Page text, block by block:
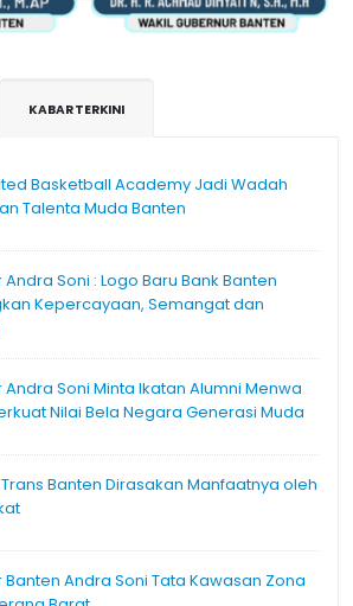
KABAR TERKINI
Basketball Academy Jadi Wadah
Talenta Muda Banten
Soni : Logo Baru Bank Banten
Kepercayaan, Semangat dan
Soni Minta Ikatan Alumni Menwa
Nilai Bela Negara Generasi Muda
Banten Dirasakan Manfaatnya oleh
Banten Andra Soni Tata Kawasan Zona